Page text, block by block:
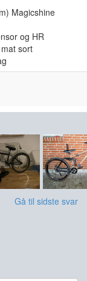
Magicshine
og HR
sort
Gå til sidste svar